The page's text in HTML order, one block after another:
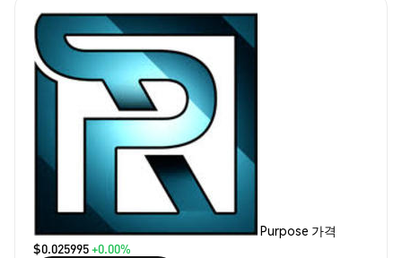
Purpose 가격
$0.025995+0.00%